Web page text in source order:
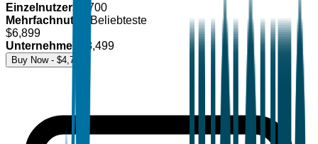
Einzelnutzer$
4,700
Mehrfachnutzer
Beliebteste
$6,899
Unternehmen
8,499
Buy Now - $4,700